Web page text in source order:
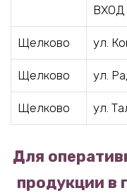
Щелково ул.
Щелково ул.
Щелково ул.
Для
продукции в